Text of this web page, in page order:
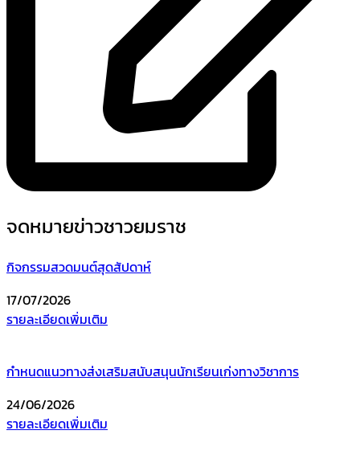
จดหมายข่าวชาวยมราช
กิจกรรมสวดมนต์สุดสัปดาห์
17/07/2026
รายละเอียดเพิ่มเติม
กำหนดแนวทางส่งเสริมสนับสนุนนักเรียนเก่งทางวิชาการ
24/06/2026
รายละเอียดเพิ่มเติม